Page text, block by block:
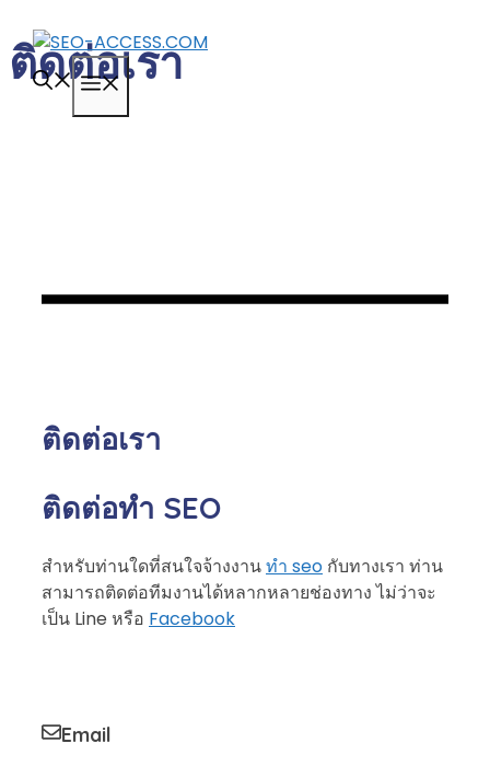
Skip
to
content
MENU
ติดต่อเรา
ติดต่อเรา
ติดต่อทำ SEO
สำหรับท่านใดที่สนใจจ้างงานทำ seo กับทางเรา ท่าน
สามารถติดต่อทีมงานได้หลากหลายช่องทาง ไม่ว่าจะ
เป็น Line หรือ Facebook
Email